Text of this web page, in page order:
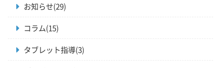
お知らせ(29)
コラム(15)
タブレット指導(3)